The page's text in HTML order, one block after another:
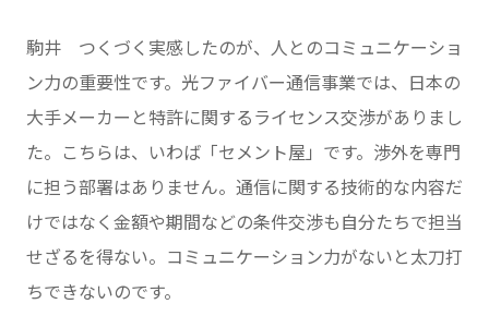
駒井 つくづく実感したのが、人とのコミュニケーショ
ン力の重要性です。光ファイバー通信事業では、日本の
大手メーカーと特許に関するライセンス交渉がありまし
た。こちらは、いわば「セメント屋」です。渉外を専門
に担う部署はありません。通信に関する技術的な内容だ
けではなく金額や期間などの条件交渉も自分たちで担当
せざるを得ない。コミュニケーション力がないと太刀打
ちできないのです。